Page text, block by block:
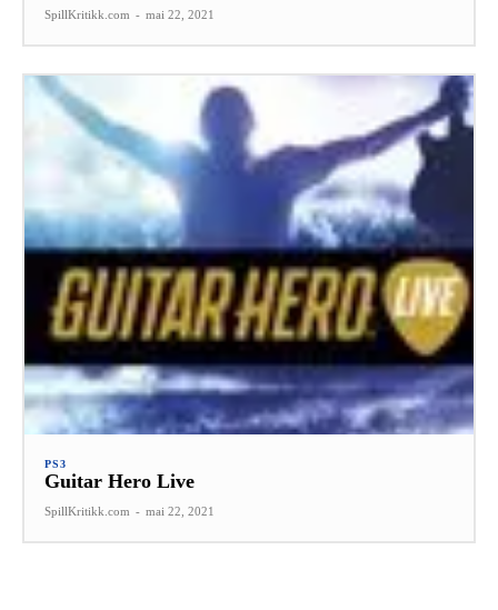
SpillKritikk.com - mai 22, 2021
PS3
Guitar Hero Live
SpillKritikk.com - mai 22, 2021